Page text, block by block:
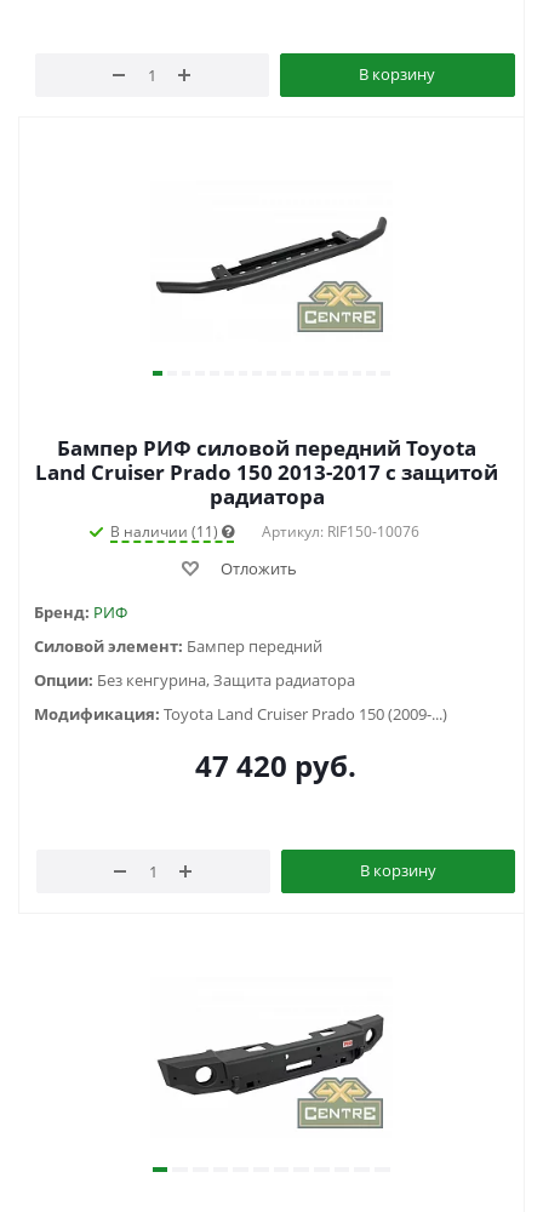
В корзину
Бампер РИФ силовой передний Toyota
Land Cruiser Prado 150 2013-2017 c защитой
радиатора
В наличии (11) Артикул: RIF150-10076
Отложить
Бренд: РИФ
Силовой элемент: Бампер передний
Опции: Без кенгурина, Защита радиатора
Модификация: Toyota Land Cruiser Prado 150 (2009-...)
47 420 руб.
В корзину